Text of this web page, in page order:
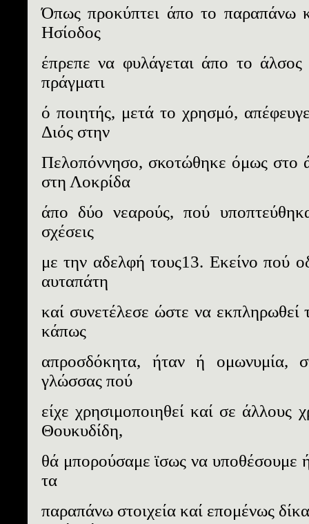
Όπως προκύπτει άπο το παραπάνω
Ησίοδος
έπρεπε να φυλάγεται άπο το άλσος
πράγματι
ό ποιητής, μετά το χρησμό,
Διός στην
Πελοπόννησο, σκοτώθηκε όμως στο
στη Λοκρίδα
άπο δύο νεαρούς, πού
σχέσεις
με την αδελφή τους13. Εκείνο πού
αυταπάτη
καί συνετέλεσε ώστε να εκπληρωθεί
κάπως
απροσδόκητα, ήταν ή ομωνυμία,
γλώσσας πού
είχε χρησιμοποιηθεί καί σε
Θουκυδίδη,
θά μπορούσαμε ϊσως να υποθέσουμε
τα
παραπάνω στοιχεία καί επομένως